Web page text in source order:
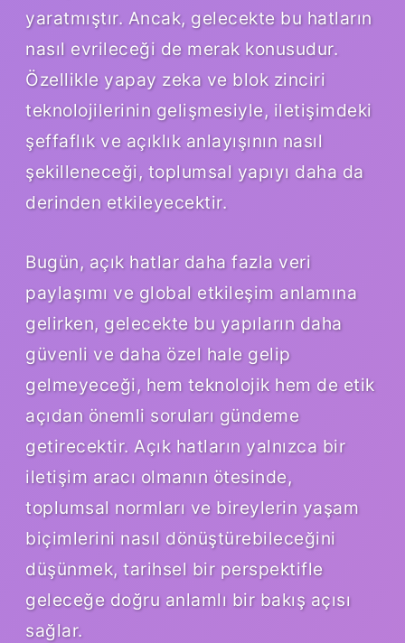
yaratmıştır. Ancak, gelecekte bu hatların
nasıl evrileceği de merak konusudur.
Özellikle yapay zeka ve blok zinciri
teknolojilerinin gelişmesiyle, iletişimdeki
şeffaflık ve açıklık anlayışının nasıl
şekilleneceği, toplumsal yapıyı daha da
derinden etkileyecektir.
Bugün, açık hatlar daha fazla veri
paylaşımı ve global etkileşim anlamına
gelirken, gelecekte bu yapıların daha
güvenli ve daha özel hale gelip
gelmeyeceği, hem teknolojik hem de etik
açıdan önemli soruları gündeme
getirecektir. Açık hatların yalnızca bir
iletişim aracı olmanın ötesinde,
toplumsal normları ve bireylerin yaşam
biçimlerini nasıl dönüştürebileceğini
düşünmek, tarihsel bir perspektifle
geleceğe doğru anlamlı bir bakış açısı
sağlar.